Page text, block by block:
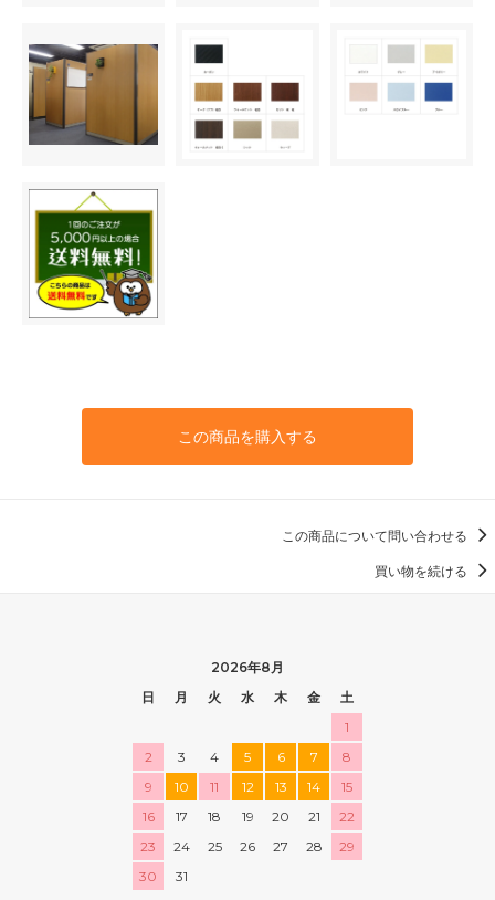
この商品を購入する
この商品について問い合わせる
買い物を続ける
2026年8月
日
月 火 水 木 金
土
1
2
3 4 5 6 7
8
9
10 11 12 13 14
15
16
17 18 19 20 21
22
23
24 25 26 27 28
29
30
31